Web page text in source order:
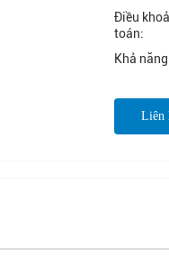
Điều
toán:
Khả
Liên